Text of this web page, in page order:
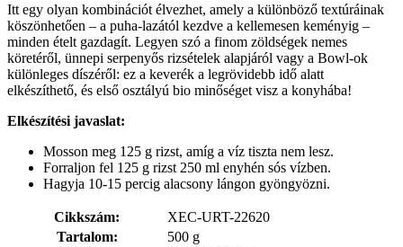
Itt egy olyan kombinációt élvezhet, amely a különböző textúráinak
köszönhetően – a puha-lazától kezdve a kellemesen keményig –
minden ételt gazdagít. Legyen szó a finom zöldségek nemes
köretéről, ünnepi serpenyős rizsételek alapjáról vagy a Bowl-ok
különleges díszéről: ez a keverék a legrövidebb idő alatt
elkészíthető, és első osztályú bio minőséget visz a konyhába!
Elkészítési javaslat:
Mosson meg 125 g rizst, amíg a víz tiszta nem lesz.
Forraljon fel 125 g rizst 250 ml enyhén sós vízben.
Hagyja 10-15 percig alacsony lángon gyöngyözni.
Cikkszám:
XEC-URT-22620
Tartalom:
500 g